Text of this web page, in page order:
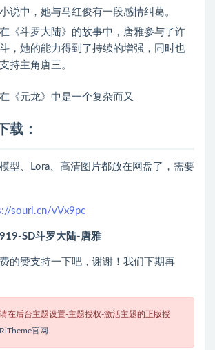
说中，她与马红俊有一段感情纠葛。
《斗罗大陆》的故事中，唐雅参与了许
，她的能力得到了持续的增强，同时也
持主角唐三。
《元龙》中是一个复杂而又
载 ：
型、Lora、高清图片都放在网盘了，需要
sourl.cn/vVx9pc
SD斗罗大陆-唐雅
的赞支持一下吧，谢谢！我们下期再
请在后台主题设置-主题授权-激活主题的正版授
RiTheme官网